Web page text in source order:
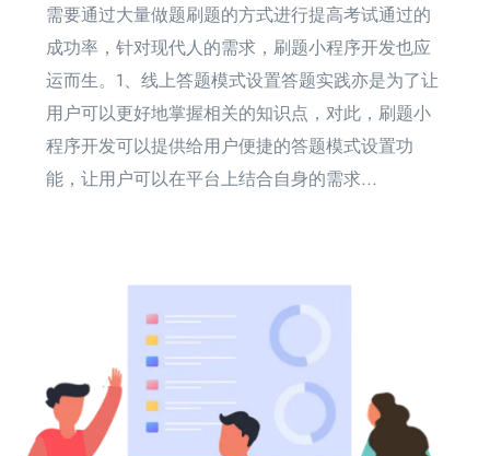
需要通过大量做题刷题的方式进行提高考试通过的
成功率，针对现代人的需求，刷题小程序开发也应
运而生。1、线上答题模式设置答题实践亦是为了让
用户可以更好地掌握相关的知识点，对此，刷题小
程序开发可以提供给用户便捷的答题模式设置功
能，让用户可以在平台上结合自身的需求...